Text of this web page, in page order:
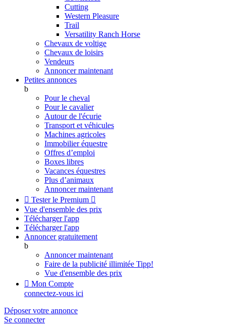
Cutting
Western Pleasure
Trail
Versatility Ranch Horse
Chevaux de voltige
Chevaux de loisirs
Vendeurs
Annoncer maintenant
Petites annonces
b
Pour le cheval
Pour le cavalier
Autour de l'écurie
Transport et véhicules
Machines agricoles
Immobilier équestre
Offres d’emploi
Boxes libres
Vacances équestres
Plus d’animaux
Annoncer maintenant
 Tester le Premium 
Vue d'ensemble des prix
Télécharger l'app
Télécharger l'app
Annoncer gratuitement
b
Annoncer maintenant
Faire de la publicité illimitée Tipp!
Vue d'ensemble des prix
 Mon Compte
connectez-vous ici
Déposer votre annonce
Se connecter